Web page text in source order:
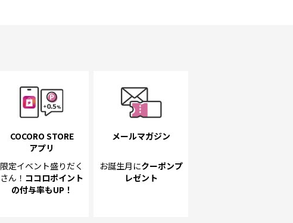
COCORO STORE
アプリ
限定イベント盛りだく
さん！ ココロポイント
の付与率もUP！
メールマガジン
お誕生月にクーポンプ
レゼント